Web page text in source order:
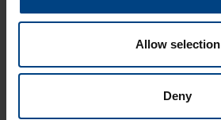
Allow selection
Deny